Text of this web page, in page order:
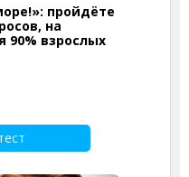
пройдёте
на
90% взрослых